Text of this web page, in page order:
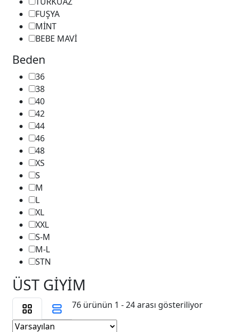
FUŞYA
MİNT
BEBE MAVİ
Beden
36
38
40
42
44
46
48
XS
S
M
L
XL
XXL
S-M
M-L
STN
ÜST GİYİM
76 ürünün 1 - 24 arası gösteriliyor